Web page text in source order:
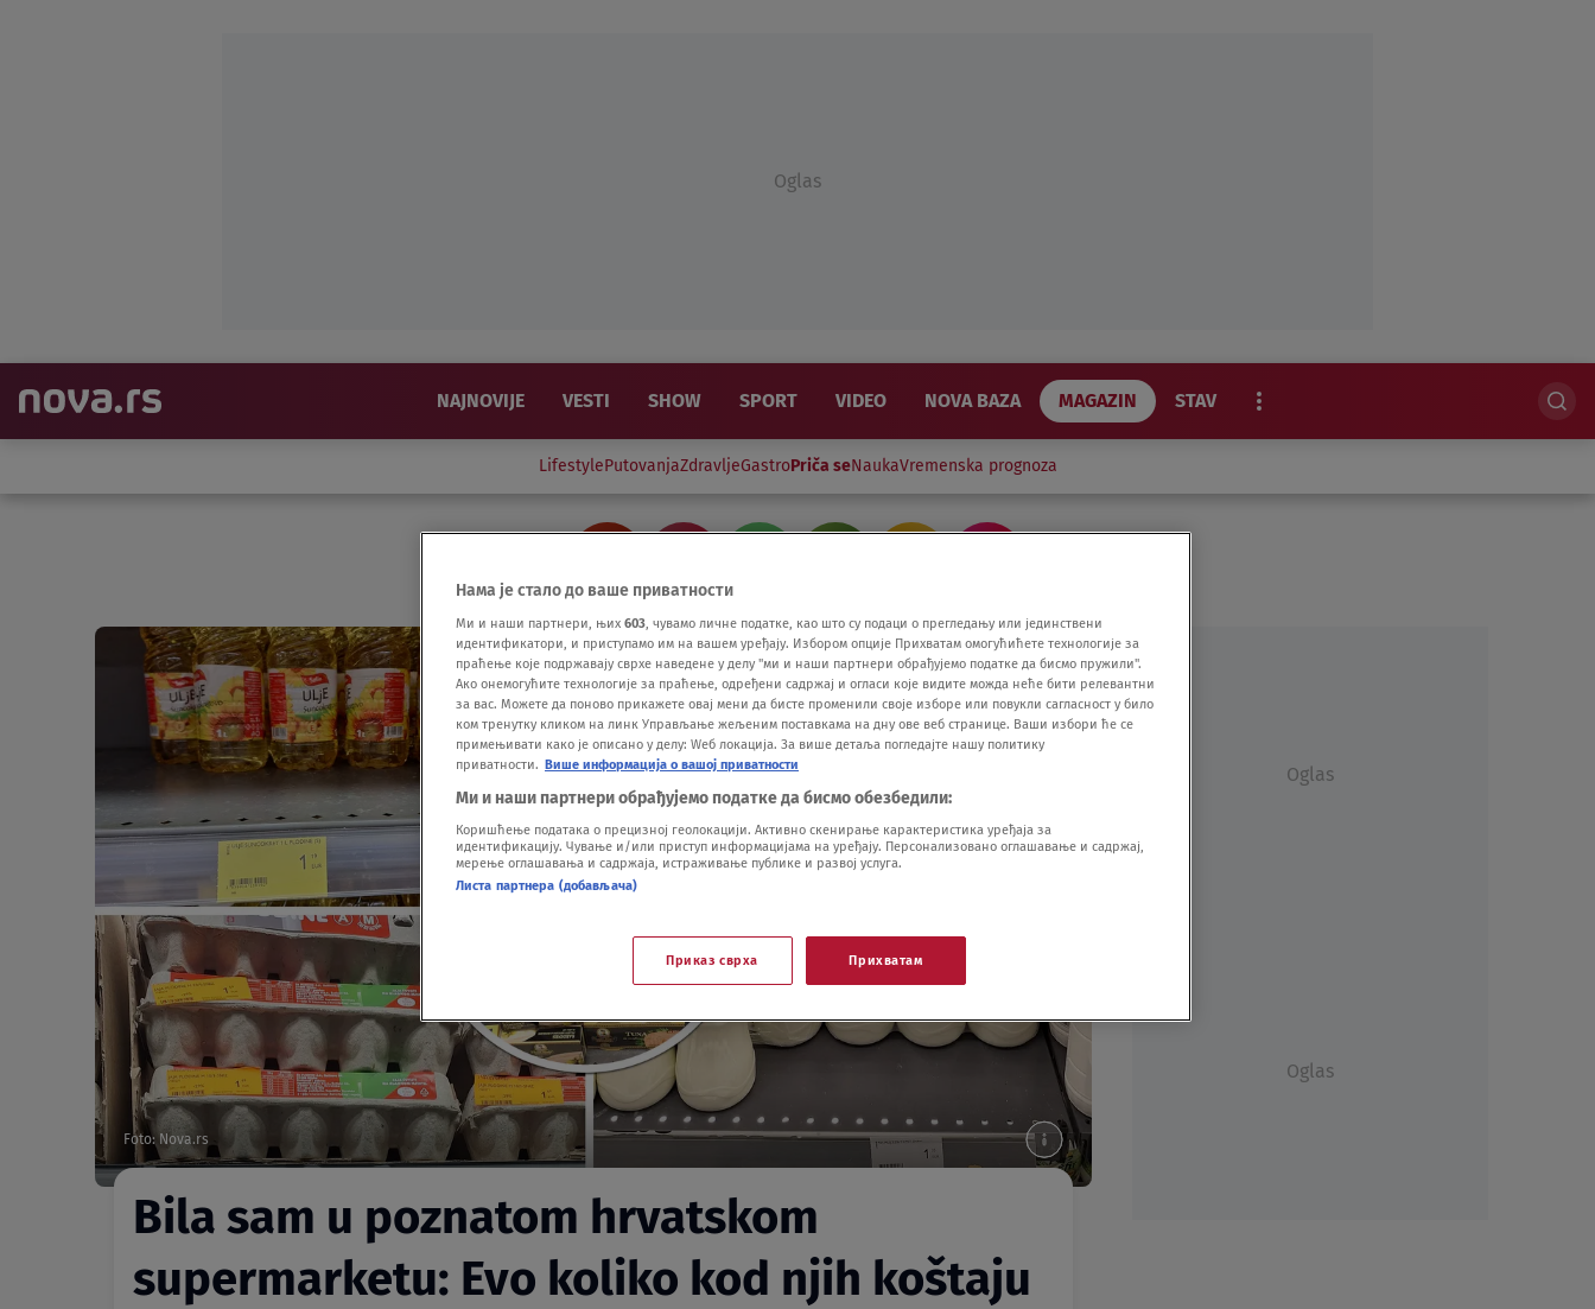
Oglas
NAJNOVIJE VESTI SHOW SPORT VIDEO NOVA BAZA MAGAZIN STAV
LifestylePutovanjaZdravljeGastroPriča seNaukaVremenska prognoza
Foto: Nova.rs
Bila sam u poznatom hrvatskom
supermarketu: Evo koliko kod njih koštaju
Oglas
Oglas
Нама је стало до ваше приватности
Ми и наши партнери, њих 603, чувамо личне податке, као што су подаци о прегледању или јединствени
идентификатори, и приступамо им на вашем уређају. Избором опције Прихватам омогућићете технологије за
праћење које подржавају сврхе наведене у делу "ми и наши партнери обрађујемо податке да бисмо пружили".
Ако онемогућите технологије за праћење, одређени садржај и огласи које видите можда неће бити релевантни
за вас. Можете да поново прикажете овај мени да бисте променили своје изборе или повукли сагласност у било
ком тренутку кликом на линк Управљање жељеним поставкама на дну ове веб странице. Ваши избори ће се
примењивати како је описано у делу: Wеб локација. За више детаља погледајте нашу политику
приватности. Више информација о вашој приватности
Ми и наши партнери обрађујемо податке да бисмо обезбедили:
Коришћење података о прецизној геолокацији. Активно скенирање карактеристика уређаја за
идентификацију. Чување и/или приступ информацијама на уређају. Персонализовано оглашавање и садржај,
мерење оглашавања и садржаја, истраживање публике и развој услуга.
Листа партнера (добављача)
Приказ сврха Прихватам